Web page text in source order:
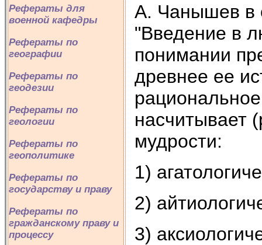
Рефераты для
военной кафедры
Рефераты по
географии
Рефераты по
геодезии
Рефераты по
геологии
Рефераты по
геополитике
Рефераты по
государству и праву
Рефераты по
гражданскому праву и
процессу
А. Чанышев в
"Введение в
понимании
древнее ее
насчитывает
мудрости:
1)
2)
3)